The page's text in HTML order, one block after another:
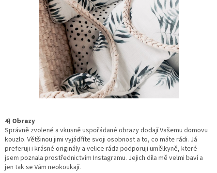
4) Obrazy
Správně zvolené a vkusně uspořádané obrazy dodají Vašemu domovu
kouzlo. Většinou jimi vyjádříte svoji osobnost a to, co máte rádi. Já
preferuji i krásné originály a velice ráda podporuji umělkyně, které
jsem poznala prostřednictvím Instagramu. Jejich díla mě velmi baví a
jen tak se Vám neokoukají.